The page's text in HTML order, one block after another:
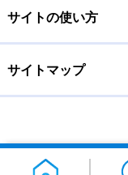
サイトの使い方
サイトマップ